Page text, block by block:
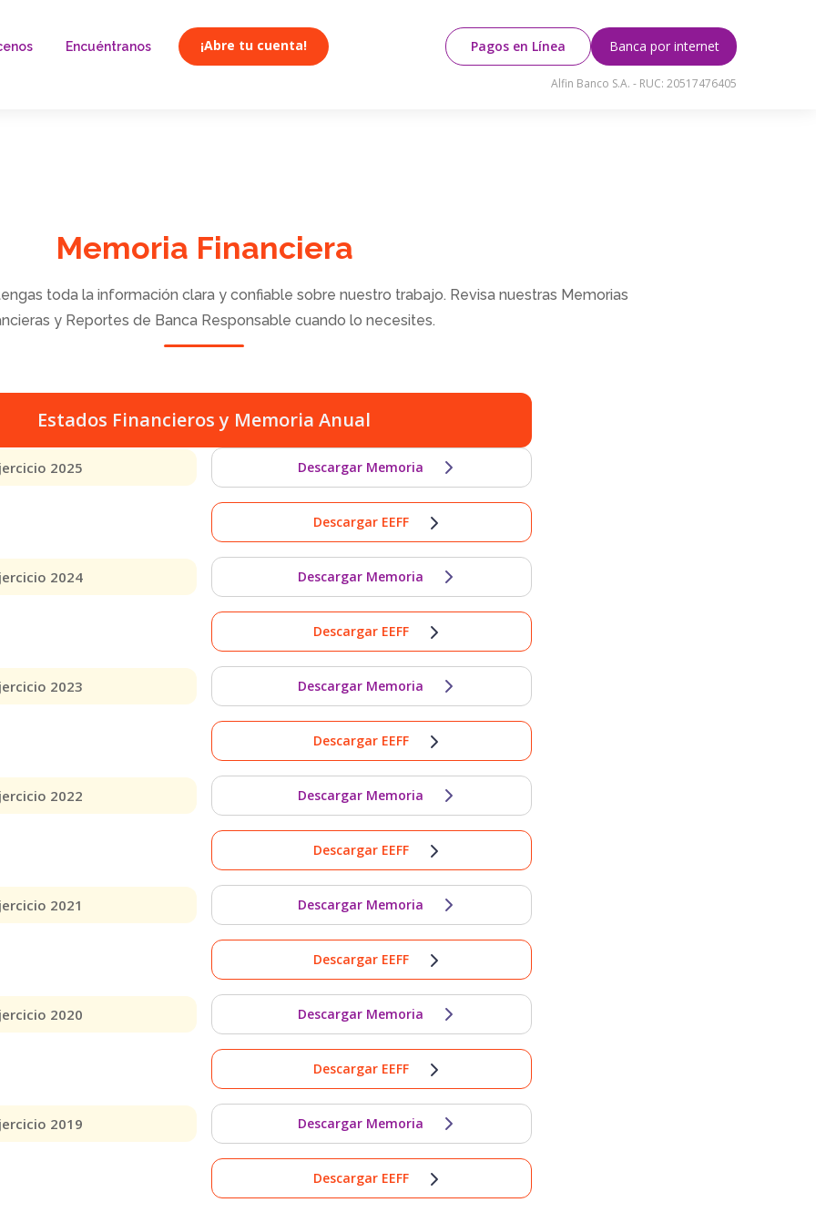
Encuéntranos ¡Abre tu cuenta! Pagos en Línea Banca por internet
Alfin Banco S.A. - RUC: 20517476405
Memoria Financiera
toda la información clara y confiable sobre nuestro trabajo. Revisa nuestras Memorias
y Reportes de Banca Responsable cuando lo necesites.
Estados Financieros y Memoria Anual
2025 Descargar Memoria
Descargar EEFF
2024 Descargar Memoria
Descargar EEFF
2023 Descargar Memoria
Descargar EEFF
2022 Descargar Memoria
Descargar EEFF
2021 Descargar Memoria
Descargar EEFF
2020 Descargar Memoria
Descargar EEFF
2019 Descargar Memoria
Descargar EEFF